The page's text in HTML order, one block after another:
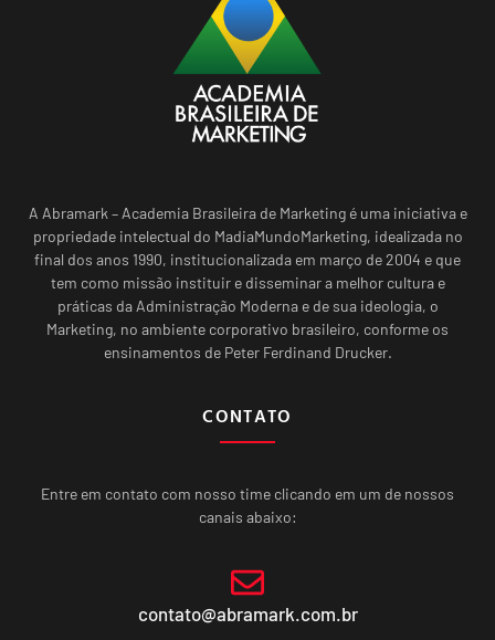
A Abramark – Academia Brasileira de Marketing é uma iniciativa e
propriedade intelectual do MadiaMundoMarketing, idealizada no
final dos anos 1990, institucionalizada em março de 2004 e que
tem como missão instituir e disseminar a melhor cultura e
práticas da Administração Moderna e de sua ideologia, o
Marketing, no ambiente corporativo brasileiro, conforme os
ensinamentos de Peter Ferdinand Drucker.
CONTATO
Entre em contato com nosso time clicando em um de nossos
canais abaixo:
contato@abramark.com.br